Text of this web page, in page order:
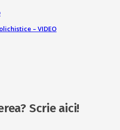
– VIDEO
Scrie aici!